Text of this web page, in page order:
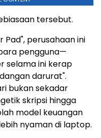
tersebut.
Pad", perusahaan ini
pengguna—
selama ini kerap
darurat".
bukan sekadar
skripsi hingga
model keuangan
nyaman di laptop.